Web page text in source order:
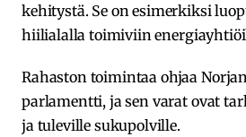
kehitystä. Se on esimerkiksi
hiilialalla toimiviin
Rahaston toimintaa ohjaa
parlamentti, ja sen varat ovat
ja tuleville sukupolville.